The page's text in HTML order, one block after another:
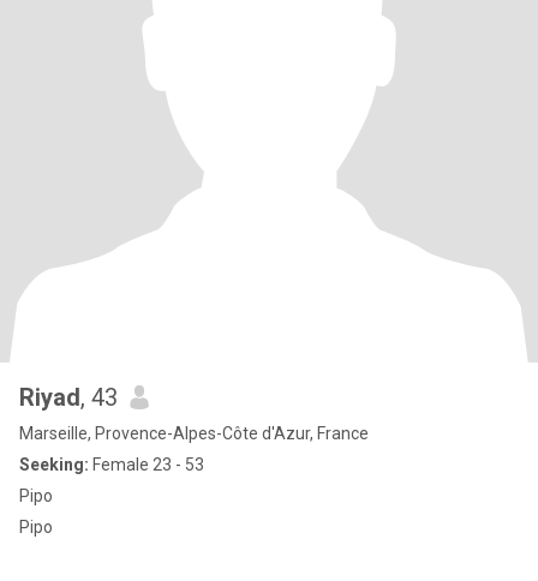
Riyad, 43
Marseille, Provence-Alpes-Côte d'Azur, France
Seeking: Female 23 - 53
Pipo
Pipo